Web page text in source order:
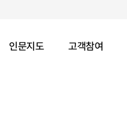
인문지도 고객참여